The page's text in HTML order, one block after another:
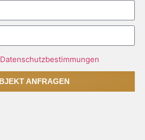
Datenschutzbestimmungen
ANFRAGEN